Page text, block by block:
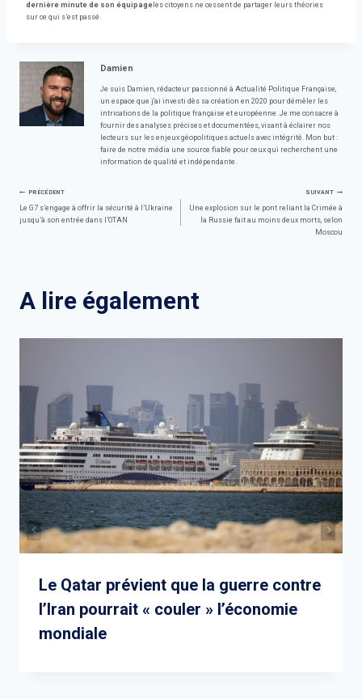
dernière minute de son équipage les citoyens ne cessent de partager leurs théories
sur ce qui s’est passé.
Damien
Je suis Damien, rédacteur passionné à Actualité Politique Française,
un espace que j'ai investi dès sa création en 2020 pour démêler les
intrications de la politique française et européenne. Je me consacre à
fournir des analyses précises et documentées, visant à éclairer nos
lecteurs sur les enjeux géopolitiques actuels avec intégrité. Mon but :
faire de notre média une source fiable pour ceux qui recherchent une
information de qualité et indépendante.
Navigation
PRÉCÉDENT
Le G7 s’engage à offrir la sécurité à l’Ukraine
jusqu’à son entrée dans l’OTAN
SUIVANT
Une explosion sur le pont reliant la Crimée à
la Russie fait au moins deux morts, selon
Moscou
A lire également
Le Qatar prévient que la guerre contre
l’Iran pourrait « couler » l’économie
mondiale